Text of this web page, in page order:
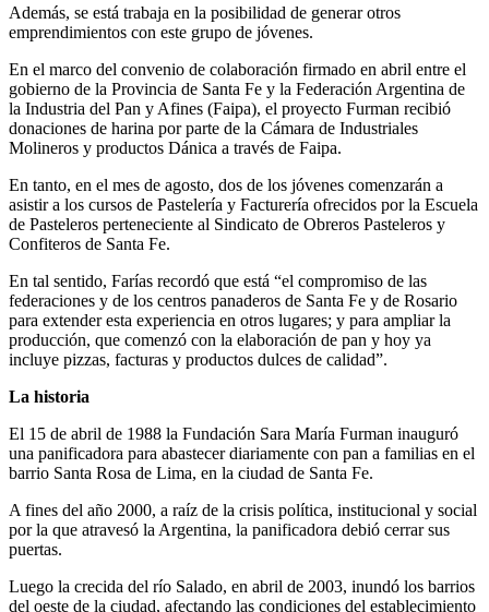
Además, se está trabaja en la posibilidad de generar otros
emprendimientos con este grupo de jóvenes.
En el marco del convenio de colaboración firmado en abril entre el
gobierno de la Provincia de Santa Fe y la Federación Argentina de
la Industria del Pan y Afines (Faipa), el proyecto Furman recibió
donaciones de harina por parte de la Cámara de Industriales
Molineros y productos Dánica a través de Faipa.
En tanto, en el mes de agosto, dos de los jóvenes comenzarán a
asistir a los cursos de Pastelería y Facturería ofrecidos por la Escuela
de Pasteleros perteneciente al Sindicato de Obreros Pasteleros y
Confiteros de Santa Fe.
En tal sentido, Farías recordó que está “el compromiso de las
federaciones y de los centros panaderos de Santa Fe y de Rosario
para extender esta experiencia en otros lugares; y para ampliar la
producción, que comenzó con la elaboración de pan y hoy ya
incluye pizzas, facturas y productos dulces de calidad”.
La historia
El 15 de abril de 1988 la Fundación Sara María Furman inauguró
una panificadora para abastecer diariamente con pan a familias en el
barrio Santa Rosa de Lima, en la ciudad de Santa Fe.
A fines del año 2000, a raíz de la crisis política, institucional y social
por la que atravesó la Argentina, la panificadora debió cerrar sus
puertas.
Luego la crecida del río Salado, en abril de 2003, inundó los barrios
del oeste de la ciudad, afectando las condiciones del establecimiento